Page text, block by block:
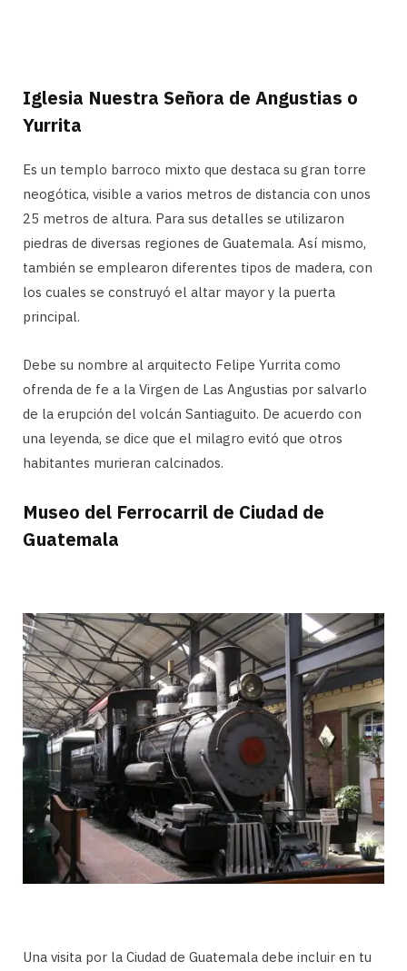
Iglesia Nuestra Señora de Angustias o
Yurrita
Es un templo barroco mixto que destaca su gran torre
neogótica, visible a varios metros de distancia con unos
25 metros de altura. Para sus detalles se utilizaron
piedras de diversas regiones de Guatemala. Así mismo,
también se emplearon diferentes tipos de madera, con
los cuales se construyó el altar mayor y la puerta
principal.
Debe su nombre al arquitecto Felipe Yurrita como
ofrenda de fe a la Virgen de Las Angustias por salvarlo
de la erupción del volcán Santiaguito. De acuerdo con
una leyenda, se dice que el milagro evitó que otros
habitantes murieran calcinados.
Museo del Ferrocarril de Ciudad de
Guatemala
Una visita por la Ciudad de Guatemala debe incluir en tu